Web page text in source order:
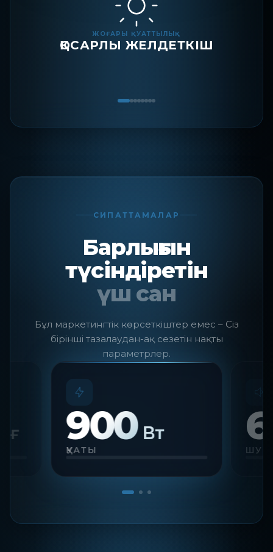
ЖОҒАРЫ ҚУАТТЫЛЫҚ
ҚОСАРЛЫ ЖЕЛДЕТКІШ
СИПАТТАМАЛАР
Барлығын
түсіндіретін
үш сан
Бұл маркетингтік көрсеткіштер емес – Сіз
бірінші тазалаудан-ақ сезетін нақты
параметрлер.
900Вт
ҚУАТЫ ШУ